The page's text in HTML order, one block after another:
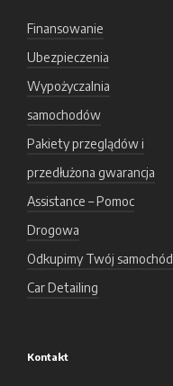
Finansowanie
Ubezpieczenia
Wypożyczalnia
samochodów
Pakiety przeglądów i
przedłużona gwarancja
Assistance – Pomoc
Drogowa
Odkupimy Twój samochód
Car Detailing
Kontakt